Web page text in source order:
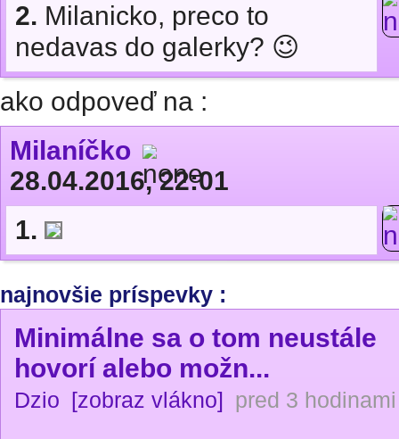
2. Milanicko, preco to
nedavas do galerky? 😉
ako odpoveď na :
Milaníčko
28.04.2016, 22:01
1.
najnovšie príspevky :
Minimálne sa o tom neustále
hovorí alebo možn...
Dzio [zobraz vlákno] pred 3 hodinami